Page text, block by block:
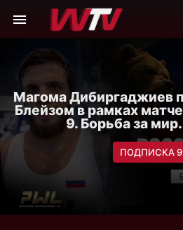
Магома Дибиргаджиев
Блейзом в рамках
9. Борьба за
ПОДПИСКА